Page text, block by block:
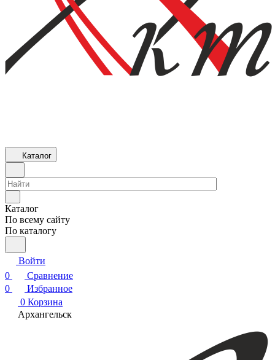
Каталог
Каталог
По всему сайту
По каталогу
Войти
0
Сравнение
0
Избранное
0 Корзина
Архангельск